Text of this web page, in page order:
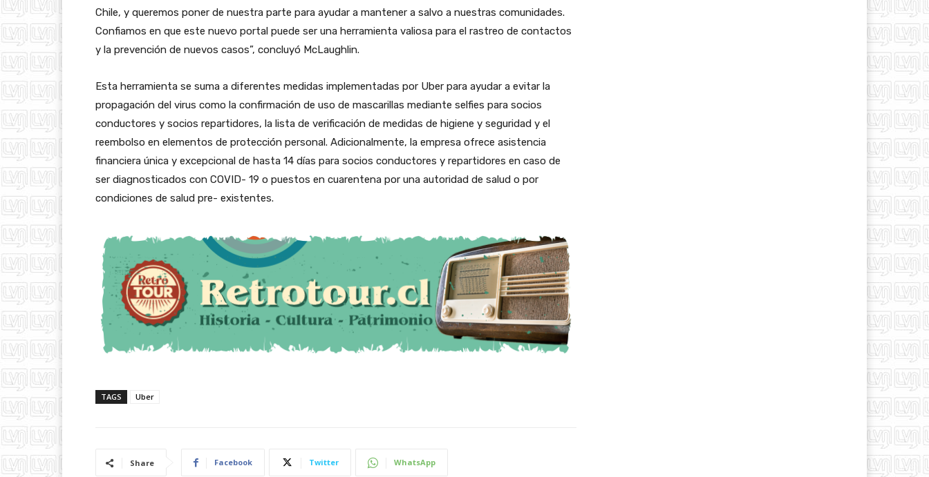
Chile, y queremos poner de nuestra parte para ayudar a mantener a salvo a nuestras comunidades.
Confiamos en que este nuevo portal puede ser una herramienta valiosa para el rastreo de contactos
y la prevención de nuevos casos”, concluyó McLaughlin.
Esta herramienta se suma a diferentes medidas implementadas por Uber para ayudar a evitar la
propagación del virus como la confirmación de uso de mascarillas mediante selfies para socios
conductores y socios repartidores, la lista de verificación de medidas de higiene y seguridad y el
reembolso en elementos de protección personal. Adicionalmente, la empresa ofrece asistencia
financiera única y excepcional de hasta 14 días para socios conductores y repartidores en caso de
ser diagnosticados con COVID- 19 o puestos en cuarentena por una autoridad de salud o por
condiciones de salud pre- existentes.
TAGS Uber
Share Facebook Twitter WhatsApp